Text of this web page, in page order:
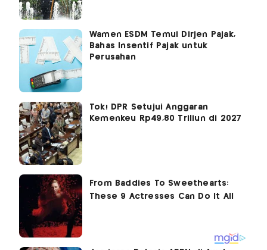
Wamen ESDM Temui Dirjen Pajak,
Bahas Insentif Pajak untuk
Perusahan
Tok! DPR Setujui Anggaran
Kemenkeu Rp49,80 Triliun di 2027